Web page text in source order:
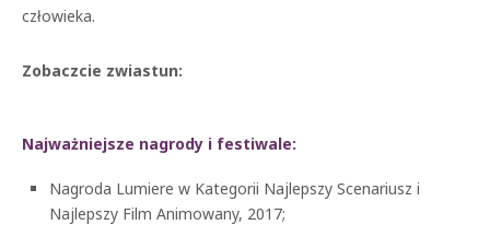
człowieka.
Zobaczcie zwiastun:
Najważniejsze nagrody i festiwale:
Nagroda Lumiere w Kategorii Najlepszy Scenariusz i
Najlepszy Film Animowany, 2017;